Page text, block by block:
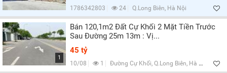
GIẤY TỜ PHÁP LÝ
Tất cả
1786342803 24 Q.Long Biên, Hà Nội
1
Bán 120,1m2 Đất Cự Khối 2 Mặt Tiền Trước
Sau Đường 25m 13m : Vị...
45 tỷ
10/08 1 Đường Cự Khối, Q.Long Biên, Hà Nội